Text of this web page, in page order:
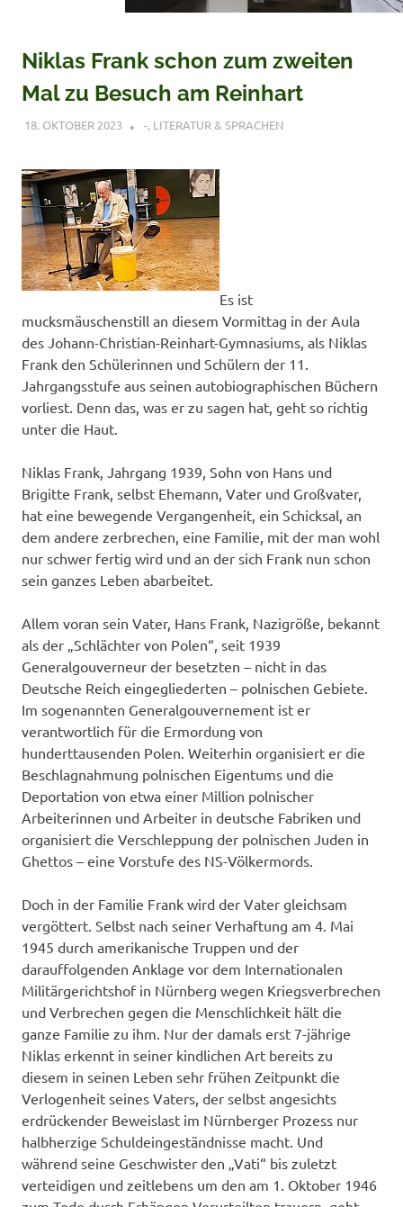
Niklas Frank schon zum zweiten
Mal zu Besuch am Reinhart
18. OKTOBER 2023 VERONIQUE RUDLOF
-, LITERATUR & SPRACHEN
Es ist
mucksmäuschenstill an diesem Vormittag in der Aula
des Johann-Christian-Reinhart-Gymnasiums, als Niklas
Frank den Schülerinnen und Schülern der 11.
Jahrgangsstufe aus seinen autobiographischen Büchern
vorliest. Denn das, was er zu sagen hat, geht so richtig
unter die Haut.
Niklas Frank, Jahrgang 1939, Sohn von Hans und
Brigitte Frank, selbst Ehemann, Vater und Großvater,
hat eine bewegende Vergangenheit, ein Schicksal, an
dem andere zerbrechen, eine Familie, mit der man wohl
nur schwer fertig wird und an der sich Frank nun schon
sein ganzes Leben abarbeitet.
Allem voran sein Vater, Hans Frank, Nazigröße, bekannt
als der „Schlächter von Polen“, seit 1939
Generalgouverneur der besetzten – nicht in das
Deutsche Reich eingegliederten – polnischen Gebiete.
Im sogenannten Generalgouvernement ist er
verantwortlich für die Ermordung von
hunderttausenden Polen. Weiterhin organisiert er die
Beschlagnahmung polnischen Eigentums und die
Deportation von etwa einer Million polnischer
Arbeiterinnen und Arbeiter in deutsche Fabriken und
organisiert die Verschleppung der polnischen Juden in
Ghettos – eine Vorstufe des NS-Völkermords.
Doch in der Familie Frank wird der Vater gleichsam
vergöttert. Selbst nach seiner Verhaftung am 4. Mai
1945 durch amerikanische Truppen und der
darauffolgenden Anklage vor dem Internationalen
Militärgerichtshof in Nürnberg wegen Kriegsverbrechen
und Verbrechen gegen die Menschlichkeit hält die
ganze Familie zu ihm. Nur der damals erst 7-jährige
Niklas erkennt in seiner kindlichen Art bereits zu
diesem in seinen Leben sehr frühen Zeitpunkt die
Verlogenheit seines Vaters, der selbst angesichts
erdrückender Beweislast im Nürnberger Prozess nur
halbherzige Schuldeingeständnisse macht. Und
während seine Geschwister den „Vati“ bis zuletzt
verteidigen und zeitlebens um den am 1. Oktober 1946